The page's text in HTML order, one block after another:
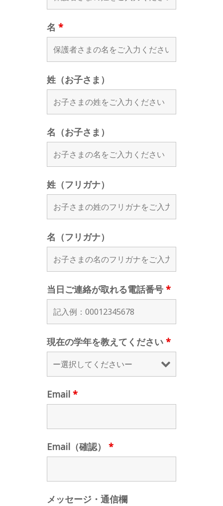
名 *
姓（お子さま）
名（お子さま）
姓（フリガナ）
名（フリガナ）
当日ご連絡が取れる電話番号 *
現在の学年を教えてください *
Email *
Email（確認） *
メッセージ・通信欄